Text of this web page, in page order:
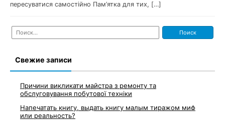
пересуватися самостійно Пам’ятка для тих, […]
Найти:
Свежие записи
Причини викликати майстра з ремонту та
обслуговування побутової техніки
Напечатать книгу, выдать книгу малым тиражом миф
или реальность?